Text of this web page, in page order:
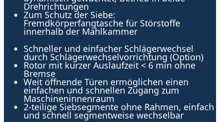
Drehrichtungen
Zum Schutz der Siebe:
Fremdkörperfangtasche für Störstoffe
innerhalb der Mahlkammer
Schneller und einfacher Schlägerwechsel
durch Schlägerwechselvorrichtung (Option)
Rotor mit kurzer Auslaufzeit < 6 min ohne
Bremse
Weit öffnende Türen ermöglichen einen
einfachen und schnellen Zugang zum
Maschineninnenraum
2-teilige Siebsegmente ohne Rahmen, einfach
und schnell segmentweise wechselbar